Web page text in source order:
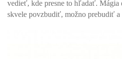
vedieť, kde presne to hľadať. Mágia
skvele povzbudiť, možno prebudiť